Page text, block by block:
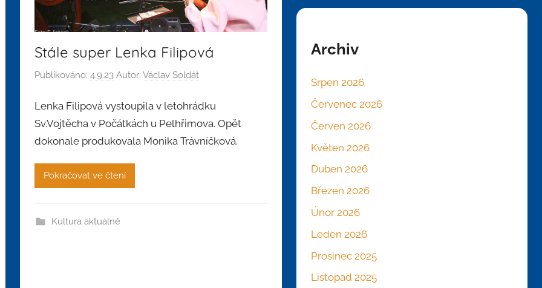
Stále super Lenka Filipová
Publikováno:4.9.23 Autor:Václav Soldát
Lenka Filipová vystoupila v letohrádku
Sv.Vojtěcha v Počátkách u Pelhřimova. Opět
dokonale produkovala Monika Trávníčková.
Pokračovat ve čtení
Kultura aktuálně
Archiv
Srpen 2026
Červenec 2026
Červen 2026
Květen 2026
Duben 2026
Březen 2026
Únor 2026
Leden 2026
Prosinec 2025
Listopad 2025